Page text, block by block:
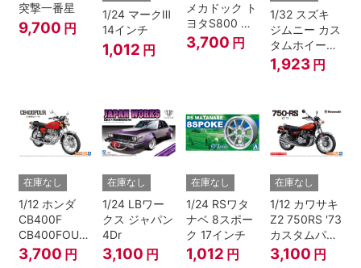
突撃一番星
9,700 円
1/24 マークⅢ
14インチ
1,012 円
メカドック ト
ヨタS800 女
暴小町仕様
40周年記念パ
3,700 円
1/32 スズキ
ジムニー カス
タムホイール
(シルキーシル
バーメタリッ
1,923 円
在庫なし
1/12 ホンダ
CB400F
CB400FOUR
'74
3,700 円
在庫なし
1/24 LBワー
クス ジャパン
4Dr
3,100 円
在庫なし
1/24 RSワタ
ナベ 8スポー
ク 17インチ
1,012 円
在庫なし
1/12 カワサキ
Z2 750RS '73
カスタムパー
ツ付き
3,100 円